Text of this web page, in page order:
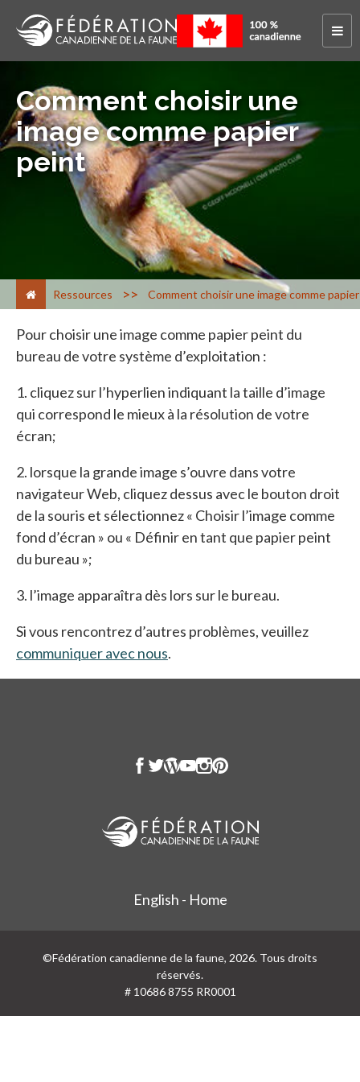
Comment choisir une
image comme papier
peint
Ressources > Comment choisir une image comme
Pour choisir une image comme papier peint du
bureau de votre système d’exploitation :
1. cliquez sur l’hyperlien indiquant la taille d’image
qui correspond le mieux à la résolution de votre
écran;
2. lorsque la grande image s’ouvre dans votre
navigateur Web, cliquez dessus avec le bouton droit
de la souris et sélectionnez « Choisir l’image comme
fond d’écran » ou « Définir en tant que papier peint
du bureau »;
3. l’image apparaîtra dès lors sur le bureau.
Si vous rencontrez d’autres problèmes, veuillez
communiquer avec nous.
English - Home
©Fédération canadienne de la faune, 2026. Tous droits
réservés.
# 10686 8755 RR0001